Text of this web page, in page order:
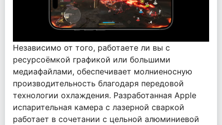
Независимо от того, работаете ли вы с
ресурсоёмкой графикой или большими
медиафайлами, обеспечивает молниеносную
производительность благодаря передовой
технологии охлаждения. Разработанная Apple
испарительная камера с лазерной сваркой
работает в сочетании с цельной алюминиевой